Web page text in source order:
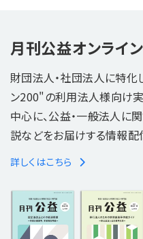
月刊公益オンライ
財団法人・社団法人に特化
ン200"の利用法人様向け
中心に、公益・一般法人に
説などをお届けする情報配
詳しくはこちら